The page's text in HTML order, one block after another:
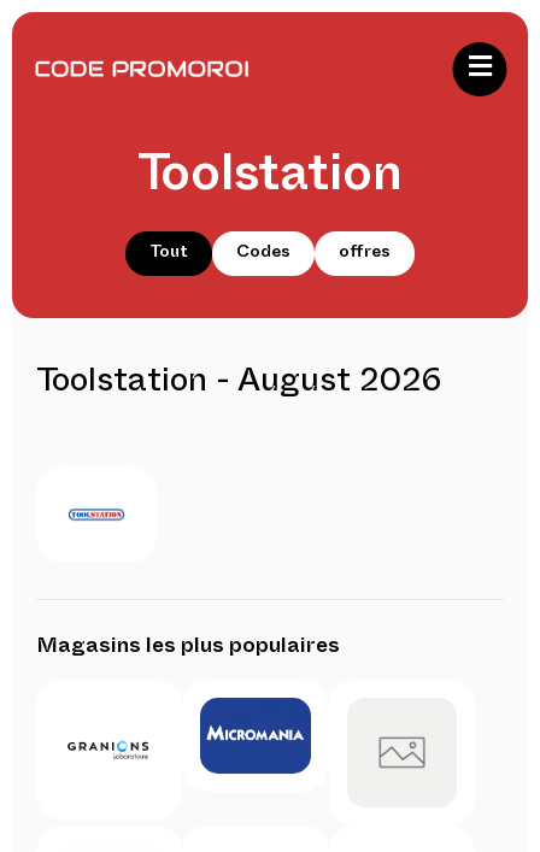
Toolstation
Tout Codes offres
Toolstation - August 2026
Magasins les plus populaires